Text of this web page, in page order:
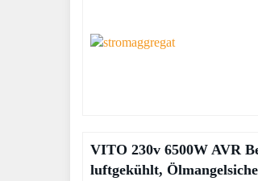
VITO 230v 6500W AVR
luftgekühlt,